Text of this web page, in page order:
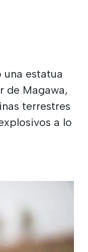
estatua
de Magawa,
terrestres
a lo